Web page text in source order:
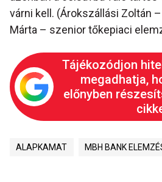
várni kell. (Árokszállási Zoltán
Márta – szenior tőkepiaci
Tájékozódjon
megadhatja,
előnyben
ALAPKAMAT MBH BANK